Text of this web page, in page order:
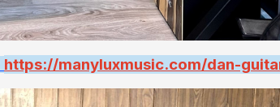
https://manyluxmusic.com/dan-